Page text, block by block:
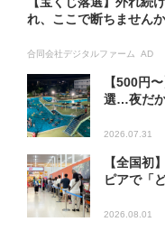
れ、ここで断ちません
合同会社デジタルファーム AD
【500円
選…夜だ
2026.07.31
【全国初
ピアで「
2026.08.01